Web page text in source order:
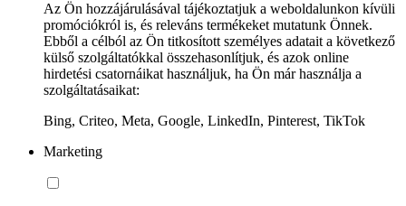
Az Ön hozzájárulásával tájékoztatjuk a weboldalunkon kívüli
promóciókról is, és releváns termékeket mutatunk Önnek.
Ebből a célból az Ön titkosított személyes adatait a következő
külső szolgáltatókkal összehasonlítjuk, és azok online
hirdetési csatornáikat használjuk, ha Ön már használja a
szolgáltatásaikat:
Bing, Criteo, Meta, Google, LinkedIn, Pinterest, TikTok
Marketing